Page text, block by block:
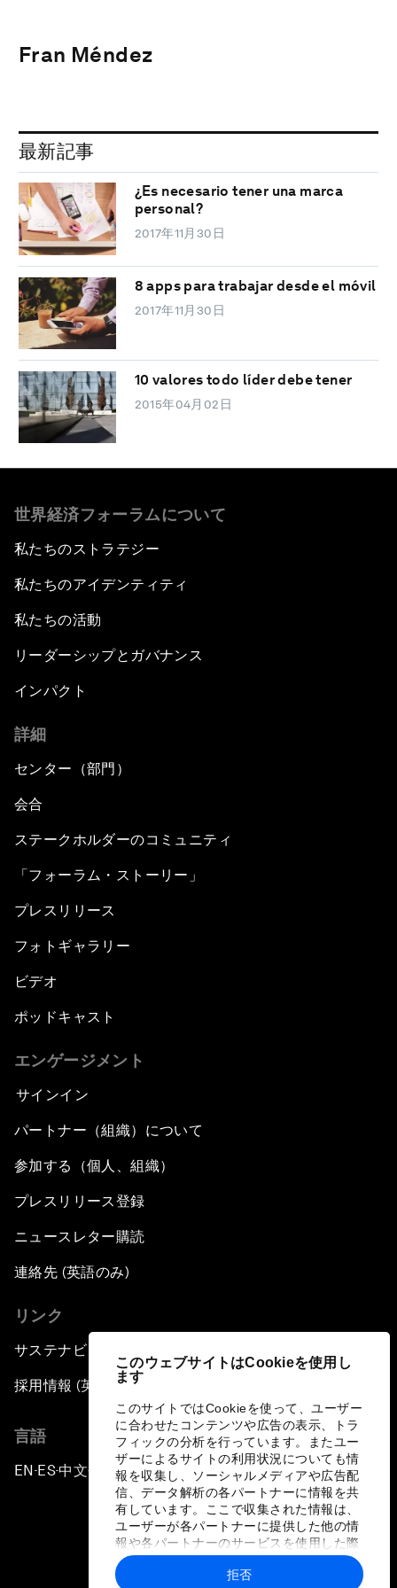
このウェブサイトはCookieを使用し
ます
このサイトではCookieを使って、ユーザー
に合わせたコンテンツや広告の表示、トラ
フィックの分析を行っています。またユー
ザーによるサイトの利用状況についても情
報を収集し、ソーシャルメディアや広告配
信、データ解析の各パートナーに情報を共
有しています。ここで収集された情報は、
ユーザーが各パートナーに提供した他の情
報や各パートナーのサービスを使用した際
に収集された情報と組み合わされ、各パー
トナーによって使用されることがありま
拒否
Fran Méndez
最新記事
¿Es necesario tener una marca
personal?
2017年11月30日
8 apps para trabajar desde el móvil
2017年11月30日
10 valores todo líder debe tener
2015年04月02日
世界経済フォーラムについて
私たちのストラテジー
私たちのアイデンティティ
私たちの活動
リーダーシップとガバナンス
インパクト
詳細
センター（部門）
会合
ステークホルダーのコミュニティ
「フォーラム・ストーリー」
プレスリリース
フォトギャラリー
ビデオ
ポッドキャスト
エンゲージメント
サインイン
パートナー（組織）について
参加する（個人、組織）
プレスリリース登録
ニュースレター購読
連絡先 (英語のみ)
リンク
サステナビリティへの取り組み
採用情報 (英語のみ)
言語
EN ▪ ES▪中文▪ 日本語